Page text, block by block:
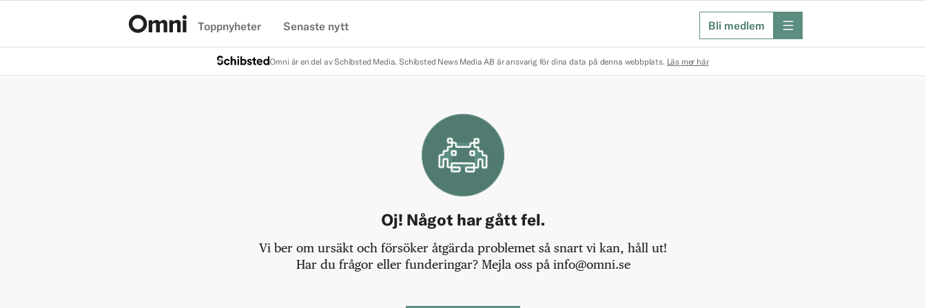
Toppnyheter Senaste nytt Bli medlem meny
Omni är en del av Schibsted Media. Schibsted News Media AB är ansvarig för dina data på denna webbplats. Läs mer här
Oj! Något har gått fel.
Vi ber om ursäkt och försöker åtgärda problemet så snart vi kan, håll ut!
Har du frågor eller funderingar? Mejla oss på info@omni.se